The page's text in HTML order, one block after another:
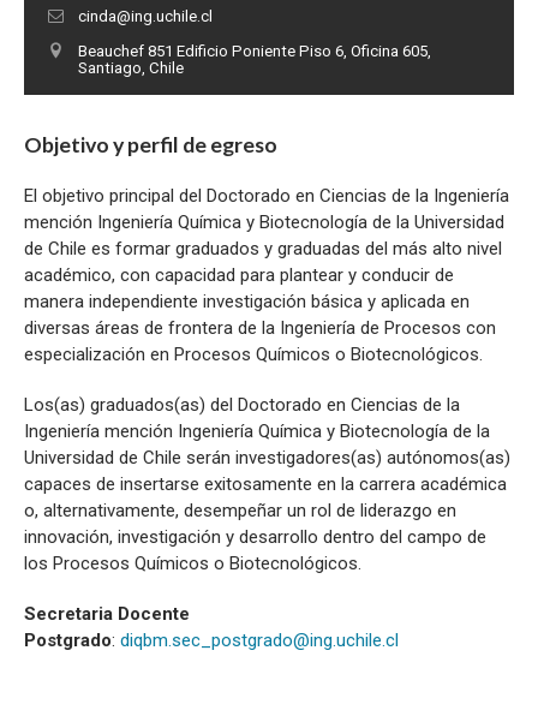
cinda@ing.uchile.cl
Beauchef 851 Edificio Poniente Piso 6, Oficina 605,
Santiago, Chile
Objetivo y perfil de egreso
El objetivo principal del Doctorado en Ciencias de la Ingeniería
mención Ingeniería Química y Biotecnología de la Universidad
de Chile es formar graduados y graduadas del más alto nivel
académico, con capacidad para plantear y conducir de
manera independiente investigación básica y aplicada en
diversas áreas de frontera de la Ingeniería de Procesos con
especialización en Procesos Químicos o Biotecnológicos.
Los(as) graduados(as) del Doctorado en Ciencias de la
Ingeniería mención Ingeniería Química y Biotecnología de la
Universidad de Chile serán investigadores(as) autónomos(as)
capaces de insertarse exitosamente en la carrera académica
o, alternativamente, desempeñar un rol de liderazgo en
innovación, investigación y desarrollo dentro del campo de
los Procesos Químicos o Biotecnológicos.
Secretaria Docente
Postgrado: diqbm.sec_postgrado@ing.uchile.cl